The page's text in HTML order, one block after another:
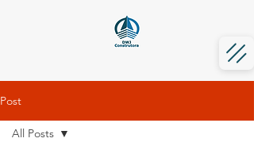
Post
All Posts